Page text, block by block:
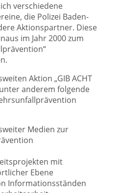
verschiedene
die Polizei Baden-
Aktionspartner. Diese
im Jahr 2000 zum
Aktion „GIB ACHT
unter anderem folgende
Medien zur
mit
Ebene
Informationsständen